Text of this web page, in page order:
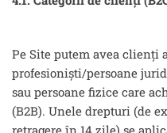
Pe Site putem avea clienți
profesioniști/persoane
sau persoane fizice care
(B2B). Unele drepturi (de
retragere în 14 zile) se